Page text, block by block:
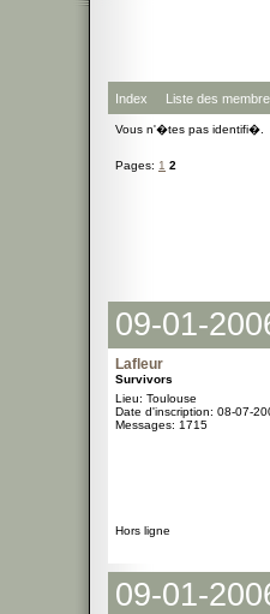
Index Liste des
Vous n'�tes pas identifi�.
Pages: 1 2
09-01-
Lafleur
Survivors
Lieu: Toulouse
Date d'inscription: 08-07-
Messages: 1715
Hors ligne
09-01-